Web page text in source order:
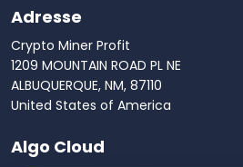
Adresse
Crypto Miner Profit
1209 MOUNTAIN ROAD PL NE
ALBUQUERQUE, NM, 87110
United States of America
Algo Cloud